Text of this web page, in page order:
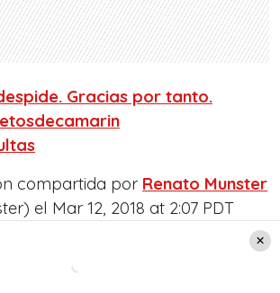
Gracias por tanto.
compartida por Renato Munster
el Mar 12, 2018 at 2:07 PDT